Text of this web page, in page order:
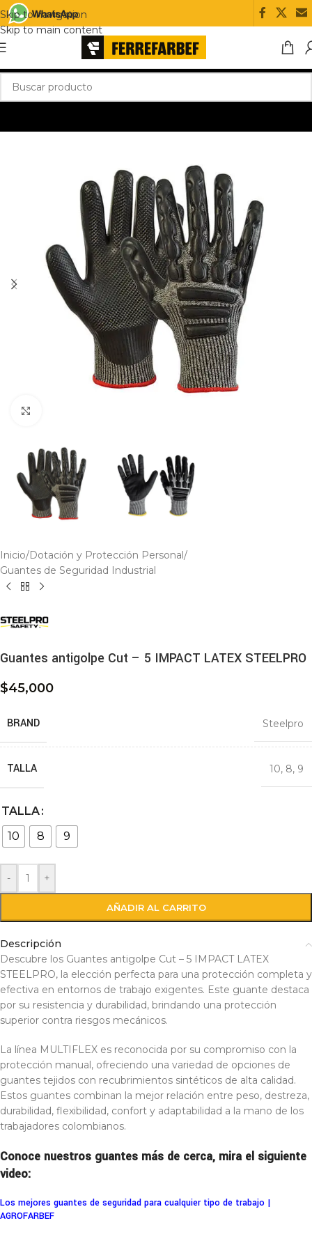
Skip to navigation
Skip to main content
Inicio/Dotación y Protección Personal /
Guantes de Seguridad Industrial
Guantes antigolpe Cut – 5 IMPACT LATEX STEELPRO
$45,000
BRAND Steelpro
TALLA 10, 8, 9
TALLA
10
8 9
- +
AÑADIR AL CARRITO
Descripción
Descubre los Guantes antigolpe Cut – 5 IMPACT LATEX
STEELPRO, la elección perfecta para una protección completa y
efectiva en entornos de trabajo exigentes. Este guante destaca
por su resistencia y durabilidad, brindando una protección
superior contra riesgos mecánicos.
La línea MULTIFLEX es reconocida por su compromiso con la
protección manual, ofreciendo una variedad de opciones de
guantes tejidos con recubrimientos sintéticos de alta calidad.
Estos guantes combinan la mejor relación entre peso, destreza,
durabilidad, flexibilidad, confort y adaptabilidad a la mano de los
trabajadores colombianos.
Conoce nuestros guantes más de cerca, mira el siguiente
video:
Los mejores guantes de seguridad para cualquier tipo de trabajo |
AGROFARBEF